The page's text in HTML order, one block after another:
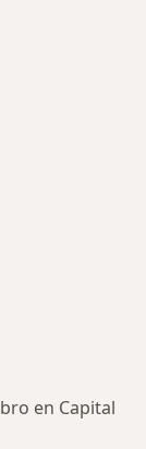
en Capital